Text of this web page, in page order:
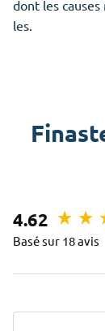
dont les
les.
4.62
Basé sur 18 avis